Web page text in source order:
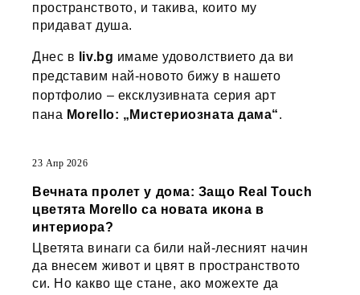
пространството, и такива, които му
придават душа.
Днес в liv.bg имаме удоволствието да ви
представим най-новото бижу в нашето
портфолио – ексклузивната серия арт
пана Morello: „Мистериозната дама“.
23 Апр 2026
Вечната пролет у дома: Защо Real Touch
цветята Morello са новата икона в
интериора?
Цветята винаги са били най-лесният начин
да внесем живот и цвят в пространството
си. Но какво ще стане, ако можехте да